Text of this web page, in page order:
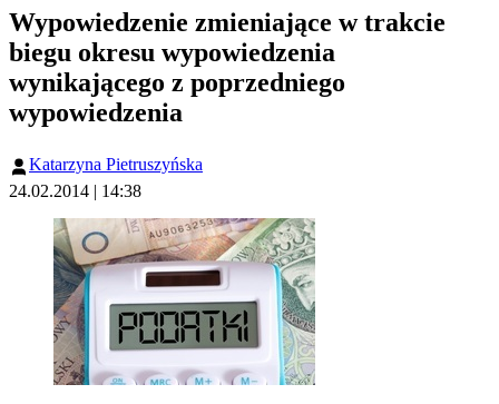
Wypowiedzenie zmieniające w trakcie
biegu okresu wypowiedzenia
wynikającego z poprzedniego
wypowiedzenia
Katarzyna Pietruszyńska
24.02.2014 | 14:38